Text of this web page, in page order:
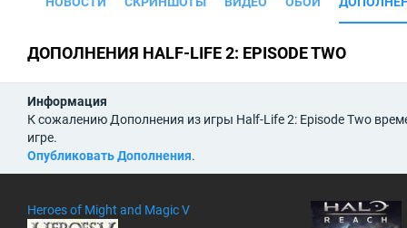
ДОПОЛНЕНИЯ HALF-LIFE 2: EPISODE TWO
Информация
К сожалению Дополнения из игры Half-Life 2: Episode Two
игре.
Опубликовать Дополнения.
Heroes of Might and Magic V